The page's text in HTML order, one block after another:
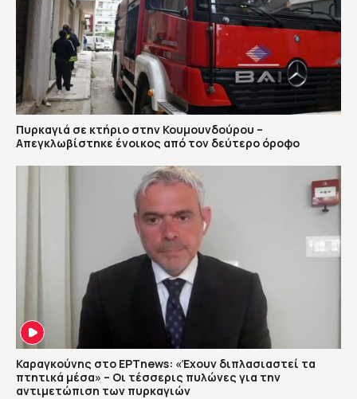
Πυρκαγιά σε κτήριο στην Κουμουνδούρου –
Απεγκλωβίστηκε ένοικος από τον δεύτερο όροφο
Καραγκούνης στο ΕΡΤnews: «Έχουν διπλασιαστεί τα
πτητικά μέσα» – Οι τέσσερις πυλώνες για την
αντιμετώπιση των πυρκαγιών